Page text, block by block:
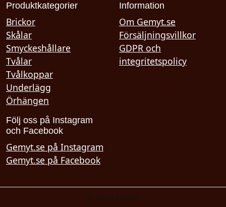
Produktkategorier
Brickor
Skålar
Smyckeshållare
Tvålar
Tvålkoppar
Underlägg
Örhängen
Information
Om Gemyt.se
Försäljningsvillkor
GDPR och
integritetspolicy
Följ oss på Instagram
och Facebook
Gemyt.se på Instagram
Gemyt.se på Facebook